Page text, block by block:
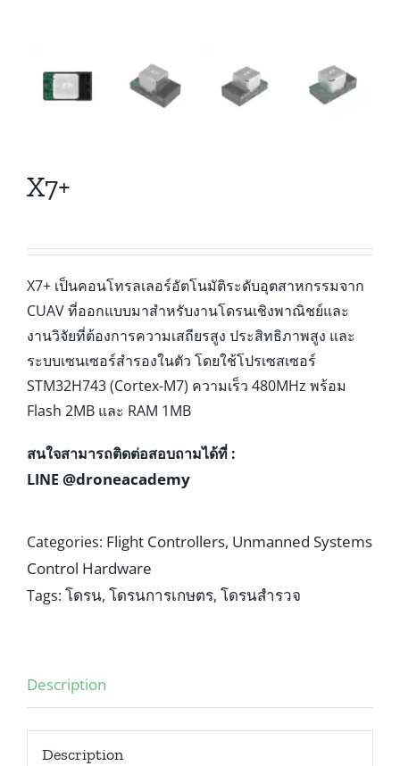
X7+
X7+ เป็นคอนโทรลเลอร์อัตโนมัติระดับอุตสาหกรรมจาก
CUAV ที่ออกแบบมาสำหรับงานโดรนเชิงพาณิชย์และ
งานวิจัยที่ต้องการความเสถียรสูง ประสิทธิภาพสูง และ
ระบบเซนเซอร์สำรองในตัว โดยใช้โปรเซสเซอร์
STM32H743 (Cortex-M7) ความเร็ว 480MHz พร้อม
Flash 2MB และ RAM 1MB
สนใจสามารถติดต่อสอบถามได้ที่ :
LINE @droneacademy
Categories: Flight Controllers, Unmanned Systems
Control Hardware
Tags: โดรน, โดรนการเกษตร, โดรนสำรวจ
Description
Description